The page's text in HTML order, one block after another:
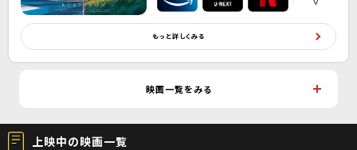
もっと詳しくみる
映画一覧をみる
上映中の映画一覧